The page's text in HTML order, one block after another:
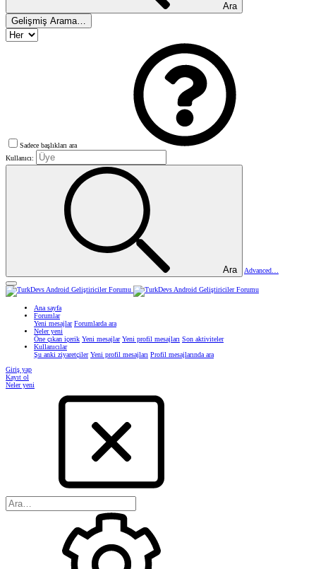
Ara
Gelişmiş Arama…
Sadece başlıkları ara
Kullanıcı:
Ara Advanced…
Ana sayfa
Forumlar
Yeni mesajlar Forumlarda ara
Neler yeni
Öne çıkan içerik Yeni mesajlar Yeni profil mesajları Son aktiviteler
Kullanıcılar
Şu anki ziyaretçiler Yeni profil mesajları Profil mesajlarında ara
Giriş yap
Kayıt ol
Neler yeni